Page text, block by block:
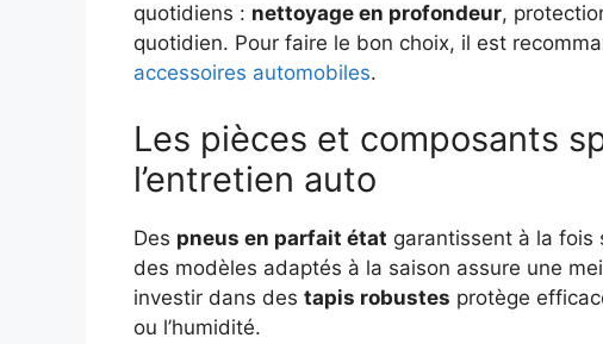
quotidiens : nettoyage en profondeur,
quotidien. Pour faire le bon choix, il est
accessoires automobiles.
Les pièces et composants
l’entretien auto
Des pneus en parfait état garantissent à la
des modèles adaptés à la saison assure une
investir dans des tapis robustes protège
ou l’humidité.